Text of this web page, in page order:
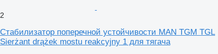
2
Стабилизатор поперечной устойчивости MAN TGM TGL
Sierżant drążek mostu reakcyjny 1 для тягача